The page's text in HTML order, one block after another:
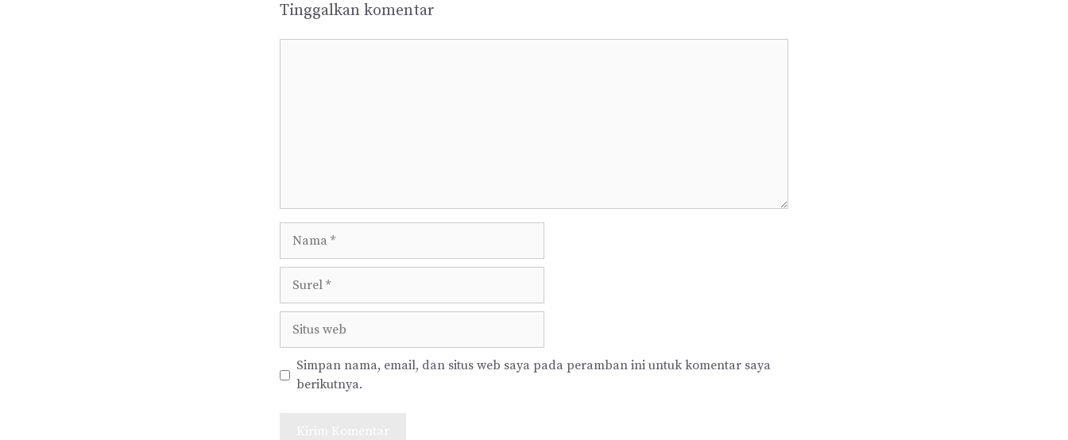
Tinggalkan komentar
Situs
Simpan nama, email, dan situs web saya pada peramban ini untuk komentar saya
berikutnya.